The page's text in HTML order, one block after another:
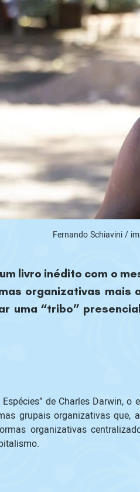
Fernando Schiavini /
livro inédito com o
organizativas
uma “tribo”
de Charles Darwin,
grupais organizativas que,
organizativas